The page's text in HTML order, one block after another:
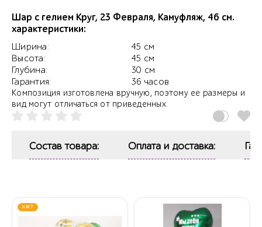
Шар с гелием Круг, 23 Февраля, Камуфляж, 46 см.
характеристики:
Ширина:
Высота:
Глубина:
Гарантия:
45 см
45 см
30 см
36 часов
Композиция изготовлена вручную, поэтому ее размеры и
вид могут отличаться от приведенных.
Состав товара: Оплата и доставка:
ХИТ